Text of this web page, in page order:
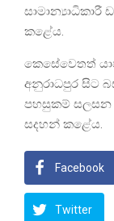
කළේය.
කෙසේවෙතත්
අනුරාධපුර සිට
පහසුකම් සලසන
සදහන් කළේය.
Facebook
Twitter